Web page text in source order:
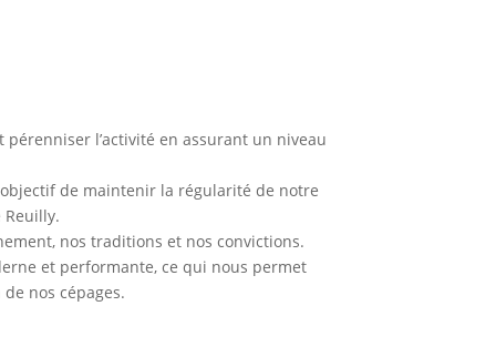
l’activité en assurant un niveau
de maintenir la régularité de notre
nos traditions et nos convictions.
et performante, ce qui nous permet
nos cépages.